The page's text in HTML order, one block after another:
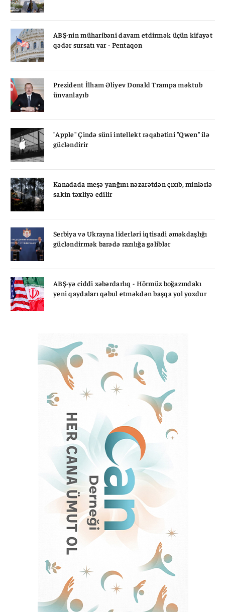
ABŞ-nin müharibəni davam etdirmək üçün kifayət
qədər sursatı var - Pentaqon
Prezident İlham Əliyev Donald Trampa məktub
ünvanlayıb
"Apple" Çində süni intellekt rəqabətini "Qwen" ilə
gücləndirir
Kanadada meşə yanğını nəzarətdən çıxıb, minlərlə
sakin təxliyə edilir
Serbiya və Ukrayna liderləri iqtisadi əməkdaşlığı
gücləndirmək barədə razılığa gəliblər
ABŞ-yə ciddi xəbərdarlıq - Hörmüz boğazındakı
yeni qaydaları qəbul etməkdən başqa yol yoxdur